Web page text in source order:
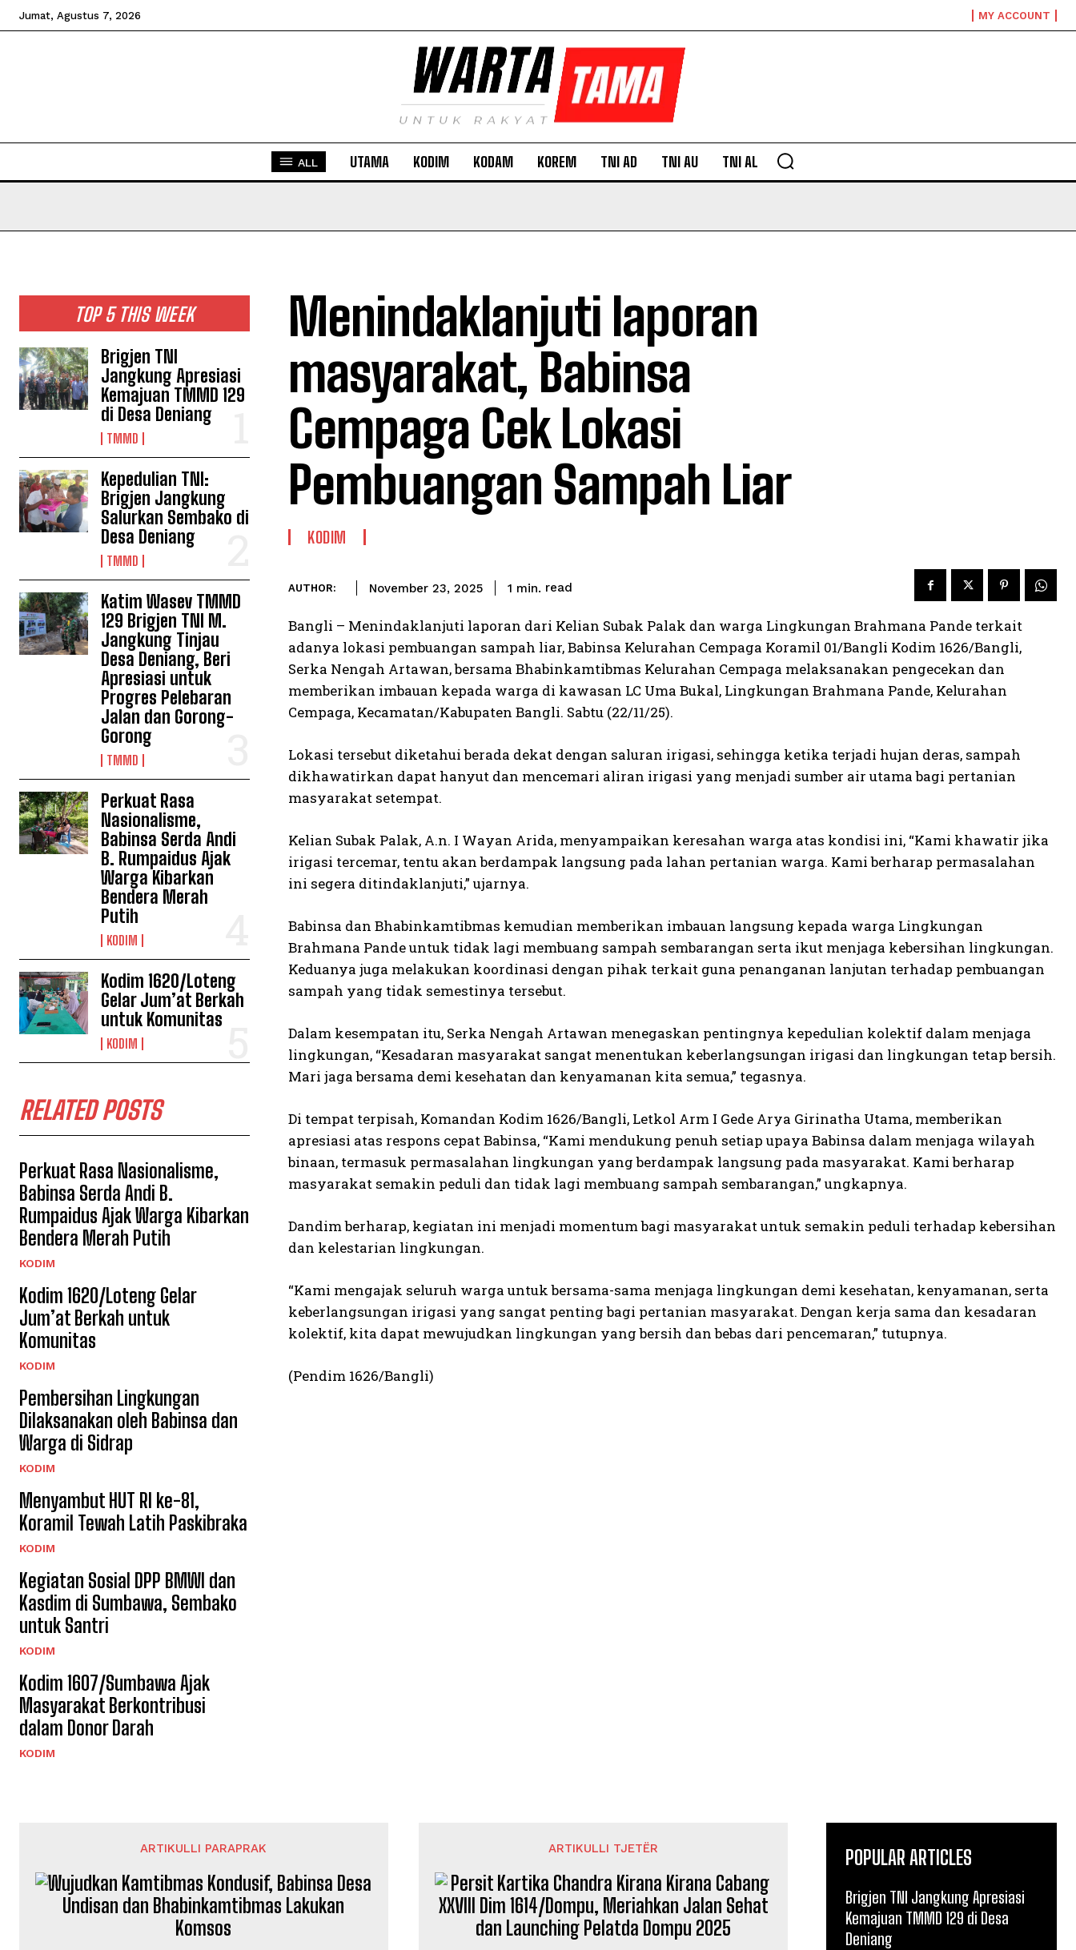
Jumat, Agustus 7, 2026 MY ACCOUNT
ALL UTAMA KODIM KODAM KOREM TNI AD TNI AU TNI AL
TOP 5 THIS WEEK
Brigjen TNI
Jangkung Apresiasi
Kemajuan TMMD 129
di Desa Deniang
TMMD
Kepedulian TNI:
Brigjen Jangkung
Salurkan Sembako di
Desa Deniang
TMMD
Katim Wasev TMMD
129 Brigjen TNI M.
Jangkung Tinjau
Desa Deniang, Beri
Apresiasi untuk
Progres Pelebaran
Jalan dan Gorong-
Gorong
TMMD
Perkuat Rasa
Nasionalisme,
Babinsa Serda Andi
B. Rumpaidus Ajak
Warga Kibarkan
Bendera Merah
Putih
KODIM
Kodim 1620/Loteng
Gelar Jum’at Berkah
untuk Komunitas
KODIM
RELATED POSTS
Perkuat Rasa Nasionalisme,
Babinsa Serda Andi B.
Rumpaidus Ajak Warga Kibarkan
Bendera Merah Putih
KODIM
Kodim 1620/Loteng Gelar
Jum’at Berkah untuk
Komunitas
KODIM
Pembersihan Lingkungan
Dilaksanakan oleh Babinsa dan
Warga di Sidrap
KODIM
Menyambut HUT RI ke-81,
Koramil Tewah Latih Paskibraka
KODIM
Kegiatan Sosial DPP BMWI dan
Kasdim di Sumbawa, Sembako
untuk Santri
KODIM
Kodim 1607/Sumbawa Ajak
Masyarakat Berkontribusi
dalam Donor Darah
KODIM
Menindaklanjuti laporan
masyarakat, Babinsa
Cempaga Cek Lokasi
Pembuangan Sampah Liar
KODIM
AUTHOR: November 23, 2025 1 min. read
Bangli – Menindaklanjuti laporan dari Kelian Subak Palak dan warga Lingkungan Brahmana Pande terkait
adanya lokasi pembuangan sampah liar, Babinsa Kelurahan Cempaga Koramil 01/Bangli Kodim 1626/Bangli,
Serka Nengah Artawan, bersama Bhabinkamtibmas Kelurahan Cempaga melaksanakan pengecekan dan
memberikan imbauan kepada warga di kawasan LC Uma Bukal, Lingkungan Brahmana Pande, Kelurahan
Cempaga, Kecamatan/Kabupaten Bangli. Sabtu (22/11/25).
Lokasi tersebut diketahui berada dekat dengan saluran irigasi, sehingga ketika terjadi hujan deras, sampah
dikhawatirkan dapat hanyut dan mencemari aliran irigasi yang menjadi sumber air utama bagi pertanian
masyarakat setempat.
Kelian Subak Palak, A.n. I Wayan Arida, menyampaikan keresahan warga atas kondisi ini, “Kami khawatir jika
irigasi tercemar, tentu akan berdampak langsung pada lahan pertanian warga. Kami berharap permasalahan
ini segera ditindaklanjuti,” ujarnya.
Babinsa dan Bhabinkamtibmas kemudian memberikan imbauan langsung kepada warga Lingkungan
Brahmana Pande untuk tidak lagi membuang sampah sembarangan serta ikut menjaga kebersihan lingkungan.
Keduanya juga melakukan koordinasi dengan pihak terkait guna penanganan lanjutan terhadap pembuangan
sampah yang tidak semestinya tersebut.
Dalam kesempatan itu, Serka Nengah Artawan menegaskan pentingnya kepedulian kolektif dalam menjaga
lingkungan, “Kesadaran masyarakat sangat menentukan keberlangsungan irigasi dan lingkungan tetap bersih.
Mari jaga bersama demi kesehatan dan kenyamanan kita semua,” tegasnya.
Di tempat terpisah, Komandan Kodim 1626/Bangli, Letkol Arm I Gede Arya Girinatha Utama, memberikan
apresiasi atas respons cepat Babinsa, “Kami mendukung penuh setiap upaya Babinsa dalam menjaga wilayah
binaan, termasuk permasalahan lingkungan yang berdampak langsung pada masyarakat. Kami berharap
masyarakat semakin peduli dan tidak lagi membuang sampah sembarangan,” ungkapnya.
Dandim berharap, kegiatan ini menjadi momentum bagi masyarakat untuk semakin peduli terhadap kebersihan
dan kelestarian lingkungan.
“Kami mengajak seluruh warga untuk bersama-sama menjaga lingkungan demi kesehatan, kenyamanan, serta
keberlangsungan irigasi yang sangat penting bagi pertanian masyarakat. Dengan kerja sama dan kesadaran
kolektif, kita dapat mewujudkan lingkungan yang bersih dan bebas dari pencemaran,” tutupnya.
(Pendim 1626/Bangli)
ARTIKULLI PARAPRAK ARTIKULLI TJETËR POPULAR ARTICLES
Brigjen TNI Jangkung Apresiasi
Kemajuan TMMD 129 di Desa
Deniang